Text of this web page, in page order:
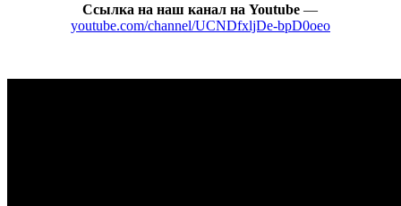
Ссылка на наш канал на Youtube —
youtube.com/channel/UCNDfxljDe-bpD0oeo